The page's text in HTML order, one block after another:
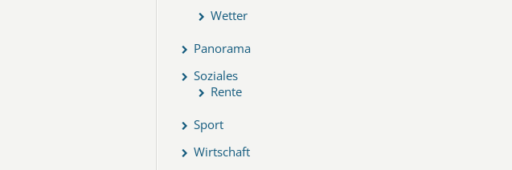
Wetter
Panorama
Soziales
Rente
Sport
Wirtschaft